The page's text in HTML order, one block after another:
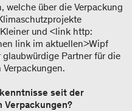
welche über die Verpackung
und <link http:
link im aktuellen>Wipf
Partner für die
seit der